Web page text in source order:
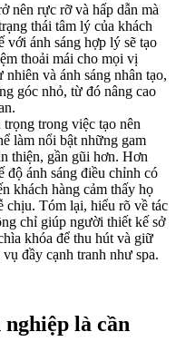
nên rực rỡ và hấp dẫn mà
thái tâm lý của khách
với ánh sáng hợp lý sẽ tạo
thoải mái cho mọi vị
và ánh sáng nhân tạo,
góc nhỏ, từ đó nâng cao
trong việc tạo nên
làm nổi bật những gam
thiện, gần gũi hơn. Hơn
ánh sáng điều chỉnh có
khách hàng cảm thấy họ
chịu. Tóm lại, hiểu rõ về tác
chỉ giúp người thiết kế sở
khóa để thu hút và giữ
đầy cạnh tranh như spa.
là cần